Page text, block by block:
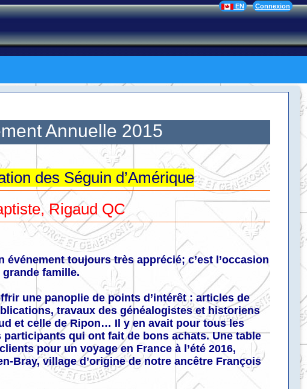
Connexion
EN
Annuelle 2015
des Séguin d’Amérique
Rigaud QC
toujours très apprécié; c’est l’occasion
famille.
une panoplie de points d’intérêt : articles de
travaux des généalogistes et historiens
et celle de Ripon… Il y en avait pour tous les
qui ont fait de bons achats. Une table
pour un voyage en France à l’été 2016,
Bray, village d’origine de notre ancêtre François